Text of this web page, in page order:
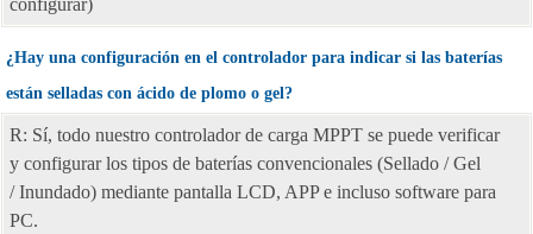
configurar)
¿Hay una configuración en el controlador para indicar si las baterías
están selladas con ácido de plomo o gel?
R: Sí, todo nuestro controlador de carga MPPT se puede verificar
y configurar los tipos de baterías convencionales (Sellado / Gel
/ Inundado) mediante pantalla LCD, APP e incluso software para
PC.